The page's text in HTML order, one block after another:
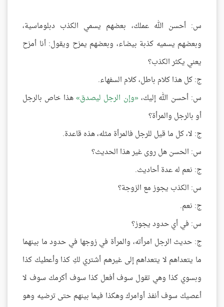
س: أحسن الله عملك، بعضهم يسمي الكذب دبلوماسية،
وبعضهم يسميه كذبة بيضاء، وبعضهم يمزح ويقول: أنا أمزح
يعني يكثر الكذب؟
ج: كل هذا كلام باطل، كلام السفهاء.
س: أحسن الله إليك، وإن الرجل ليصدق هذا خاص بالرجل
أو بالرجل والمرأة؟
ج: لا، كل ما قيل للرجل فالمرأة مثله، هذه قاعدة.
س: الحسن هل روى غير هذا الحديث؟
ج: نعم له عدة أحاديث.
س: الكذب يجوز مع الزوجة؟
ج: نعم.
س: في أي حدود يجوز؟
ج: حديث الرجل امرأته، والمرأة في زوجها في حدود ما بينهما
ما يتعداهم لا يتعداهم إلى غيرهم أشتري لكِ كذا وأعطيك كذا
وبسوي كذا وهي تقول سوف أفعل كذا سوف أكرمك سوف لا
أعصيك سوف أنفذ أوامرك وهكذا فيما بينهم حتى ترضيه وهو